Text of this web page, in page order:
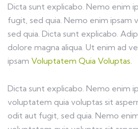
Dicta sunt explicabo. Nemo enim
fugit, sed quia. Nemo enim ipsam
sed quia. Dicta sunt explicabo.
dolore magna aliqua. Ut enim ad
ipsam Voluptatem Quia Voluptas.
Dicta sunt explicabo. Nemo enim
voluptatem quia voluptas sit
odit aut fugit, sed quia. Nemo